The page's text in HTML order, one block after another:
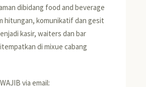
dibidang food and beverage
hitungan, komunikatif dan gesit
kasir, waiters dan bar
di mixue cabang
via email: